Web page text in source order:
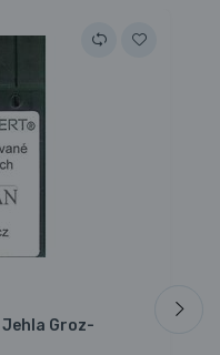
Jehla Groz-